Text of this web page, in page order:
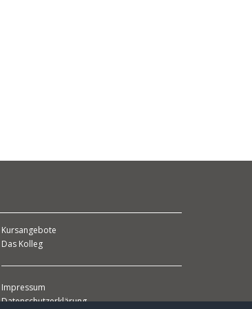
Kursangebote
Das Kolleg
Impressum
Datenschutzerklärung